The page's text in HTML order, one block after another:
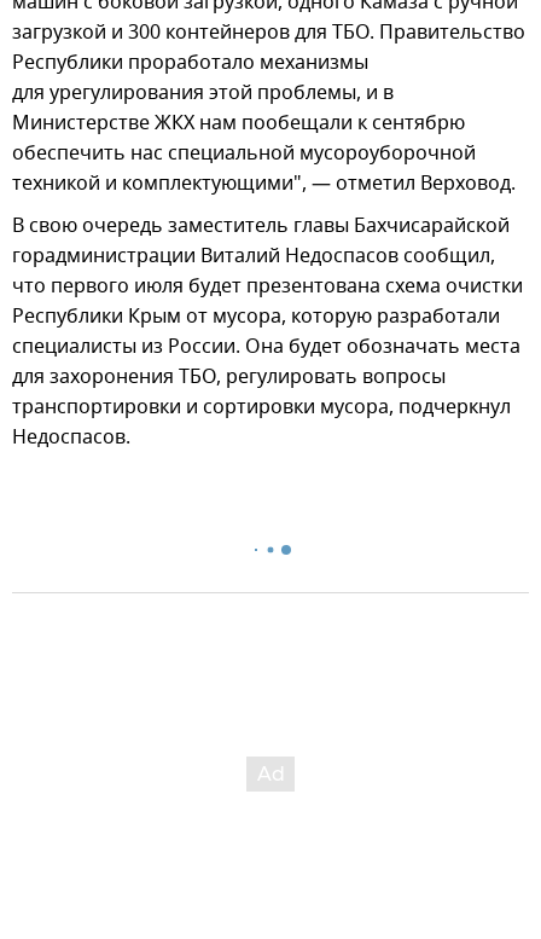
загрузкой и 300 контейнеров для ТБО. Правительство
Республики проработало механизмы
для урегулирования этой проблемы, и в
Министерстве ЖКХ нам пообещали к сентябрю
обеспечить нас специальной мусороуборочной
техникой и комплектующими", — отметил Верховод.
В свою очередь заместитель главы Бахчисарайской
горадминистрации Виталий Недоспасов сообщил,
что первого июля будет презентована схема очистки
Республики Крым от мусора, которую разработали
специалисты из России. Она будет обозначать места
для захоронения ТБО, регулировать вопросы
транспортировки и сортировки мусора, подчеркнул
Недоспасов.